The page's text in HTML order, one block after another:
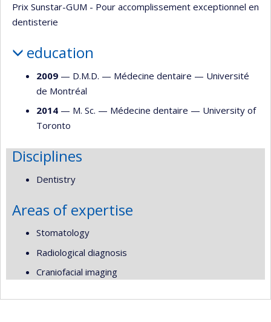
Prix Sunstar-GUM - Pour accomplissement exceptionnel en
dentisterie
education
2009 — D.M.D. — Médecine dentaire — Université
de Montréal
2014 — M. Sc. — Médecine dentaire — University of
Toronto
Disciplines
Dentistry
Areas of expertise
Stomatology
Radiological diagnosis
Craniofacial imaging